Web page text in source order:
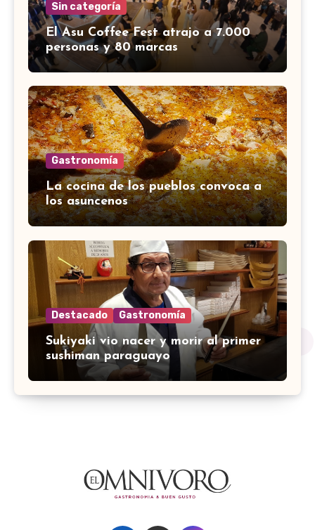
Sin categoría
El Asu Coffee Fest atrajo a 7.000
personas y 80 marcas
Gastronomía
La cocina de los pueblos convoca a
los asuncenos
Destacado Gastronomía
Sukiyaki vio nacer y morir al primer
sushiman paraguayo